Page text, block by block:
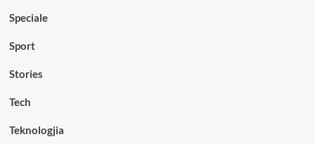
Speciale
Sport
Stories
Tech
Teknologjia